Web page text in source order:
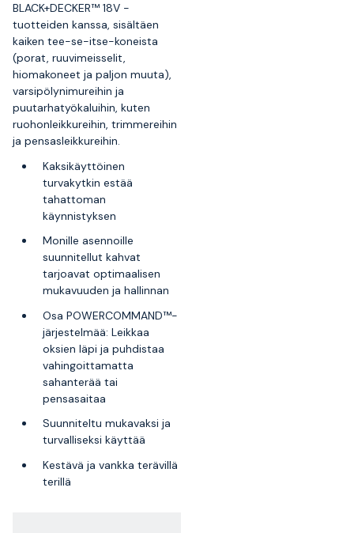
BLACK+DECKER™ 18V -
tuotteiden kanssa, sisältäen
kaiken tee-se-itse-koneista
(porat, ruuvimeisselit,
hiomakoneet ja paljon muuta),
varsipölynimureihin ja
puutarhatyökaluihin, kuten
ruohonleikkureihin, trimmereihin
ja pensasleikkureihin.
Kaksikäyttöinen
turvakytkin estää
tahattoman
käynnistyksen
Monille asennoille
suunnitellut kahvat
tarjoavat optimaalisen
mukavuuden ja hallinnan
Osa POWERCOMMAND™-
järjestelmää: Leikkaa
oksien läpi ja puhdistaa
vahingoittamatta
sahanterää tai
pensasaitaa
Suunniteltu mukavaksi ja
turvalliseksi käyttää
Kestävä ja vankka terävillä
terillä